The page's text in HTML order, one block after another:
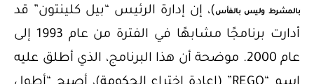
بالمشرط وليس بالفأس)، إن إدارة الرئيس “بيل كلينتون” قد
أدارت برنامجًا مشابهًا في الفترة من عام 1993 إلى
عام 2000. موضحة أن هذا البرنامج، الذي أطلق عليه